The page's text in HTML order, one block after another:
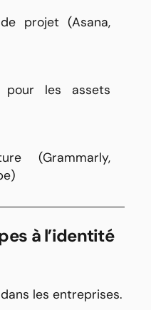
projet (Asana,
pour les assets
(Grammarly,
à l’identité
les entreprises.